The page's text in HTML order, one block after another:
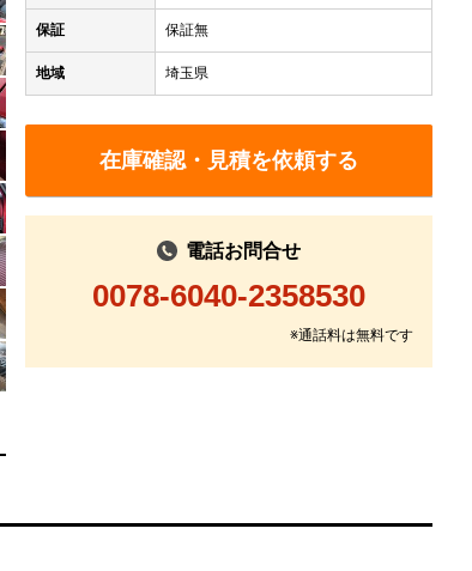
保証 保証無
地域 埼玉県
在庫確認・見積を依頼する
電話お問合せ
0078-6040-2358530
※通話料は無料です